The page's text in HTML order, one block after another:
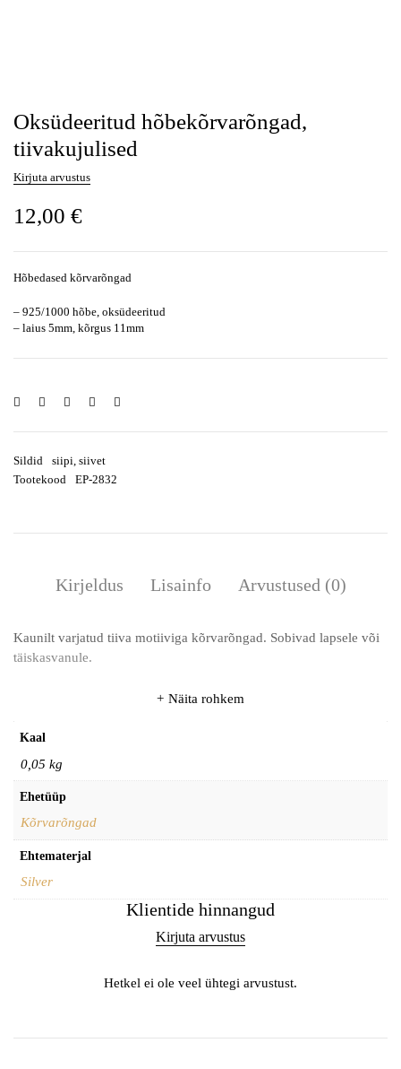
Oksüdeeritud hõbekõrvarõngad,
tiivakujulised
Kirjuta arvustus
12,00 €
Hõbedased kõrvarõngad
– 925/1000 hõbe, oksüdeeritud
– laius 5mm, kõrgus 11mm
Sildid siipi, siivet
Tootekood
EP-2832
Kirjeldus Lisainfo Arvustused (0)
Kaunilt varjatud tiiva motiiviga kõrvarõngad. Sobivad lapsele või
täiskasvanule.
Näita rohkem
Kaal
0,05 kg
Ehetüüp
Kõrvarõngad
Ehtematerjal
Silver
Klientide hinnangud
Kirjuta arvustus
Hetkel ei ole veel ühtegi arvustust.